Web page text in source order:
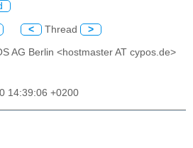
< Thread >
AG Berlin <hostmaster AT cypos.de>
14:39:06 +0200